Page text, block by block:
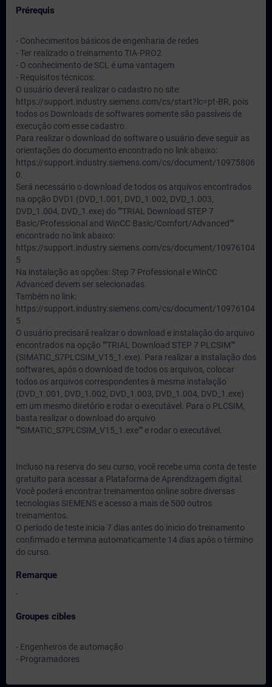
Prérequis
- Conhecimentos básicos de engenharia de redes
- Ter realizado o treinamento TIA-PRO2
- O conhecimento de SCL é uma vantagem
- Requisitos técnicos:
O usuário deverá realizar o cadastro no site:
https://support.industry.siemens.com/cs/start?lc=pt-BR, pois
todos os Downloads de softwares somente são passíveis de
execução com esse cadastro.
Para realizar o download do software o usuário deve seguir as
orientações do documento encontrado no link abaixo:
https://support.industry.siemens.com/cs/document/10975806
0.
Será necessário o download de todos os arquivos encontrados
na opção DVD1 (DVD_1.001, DVD_1.002, DVD_1.003,
DVD_1.004, DVD_1.exe) do ""TRIAL Download STEP 7
Basic/Professional and WinCC Basic/Comfort/Advanced""
encontrado no link abaixo:
https://support.industry.siemens.com/cs/document/10976104
5
Na instalação as opções: Step 7 Professional e WinCC
Advanced devem ser selecionadas.
Também no link:
https://support.industry.siemens.com/cs/document/10976104
5
O usuário precisará realizar o download e instalação do arquivo
encontrados na opção ""TRIAL Download STEP 7 PLCSIM""
(SIMATIC_S7PLCSIM_V15_1.exe). Para realizar a instalação dos
softwares, após o download de todos os arquivos, colocar
todos os arquivos correspondentes à mesma instalação
(DVD_1.001, DVD_1.002, DVD_1.003, DVD_1.004, DVD_1.exe)
em um mesmo diretório e rodar o executável. Para o PLCSIM,
basta realizar o download do arquivo
""SIMATIC_S7PLCSIM_V15_1.exe"" e rodar o executável.
Incluso na reserva do seu curso, você recebe uma conta de teste
gratuito para acessar a Plataforma de Aprendizagem digital.
Você poderá encontrar treinamentos online sobre diversas
tecnologias SIEMENS e acesso a mais de 500 outros
treinamentos.
O período de teste inicia 7 dias antes do inicio do treinamento
confirmado e termina automaticamente 14 dias após o término
do curso.
Remarque
-
Groupes cibles
- Engenheiros de automação
- Programadores